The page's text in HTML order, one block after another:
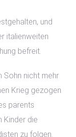
und
italienweiten
befreit.
Sohn nicht mehr
Krieg gezogen
parents
Kinder die
zu folgen.